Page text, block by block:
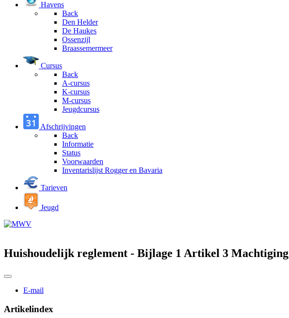
Havens
Back
Den Helder
De Haukes
Ossenzijl
Braassemermeer
Cursus
Back
A-cursus
K-cursus
M-cursus
Jeugdcursus
Afschrijvingen
Back
Informatie
Status
Voorwaarden
Inventarislijst Rogger en Bavaria
Tarieven
Jeugd
Huishoudelijk reglement - Bijlage 1 Artikel 3 Machtiging
E-mail
Artikelindex